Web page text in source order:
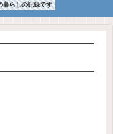
暮らしの記録です